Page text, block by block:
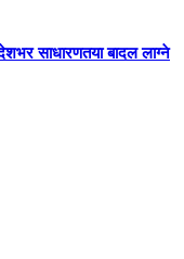
साधारणतया बादल लाग्ने